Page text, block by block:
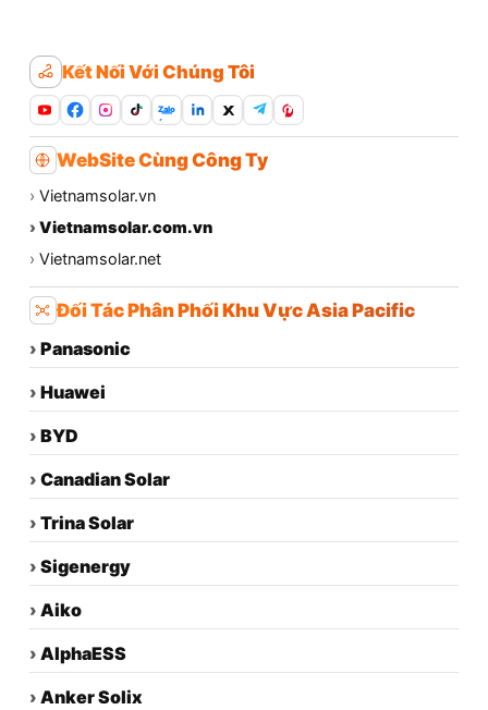
Kết Nối Với Chúng Tôi
Zalo
WebSite Cùng Công Ty
› Vietnamsolar.vn
› Vietnamsolar.com.vn
› Vietnamsolar.net
Đối Tác Phân Phối Khu Vực Asia Pacific
› Panasonic
› Huawei
› BYD
› Canadian Solar
› Trina Solar
› Sigenergy
› Aiko
› AlphaESS
› Anker Solix